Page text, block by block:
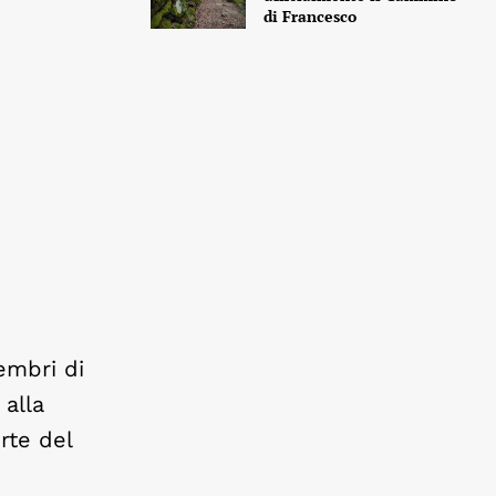
di
alla
del
di Francesco